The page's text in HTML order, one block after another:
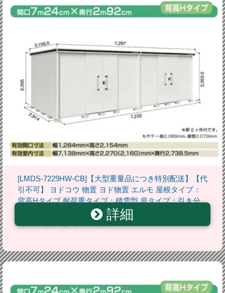
[LMDS-7229HW-CB]【大型重量品につき特別配送】【代
引不可】 ヨドコウ 物置 ヨド物置 エルモ 屋根タイプ：
背高Hタイプ 耐荷重タイプ：積雪型 扉タイプ：引き分
け戸(扉2ヶ所付） カシミヤベージュ 屋外 収納庫 屋外収
納 庭 中型 大型 【送料無料】
詳細